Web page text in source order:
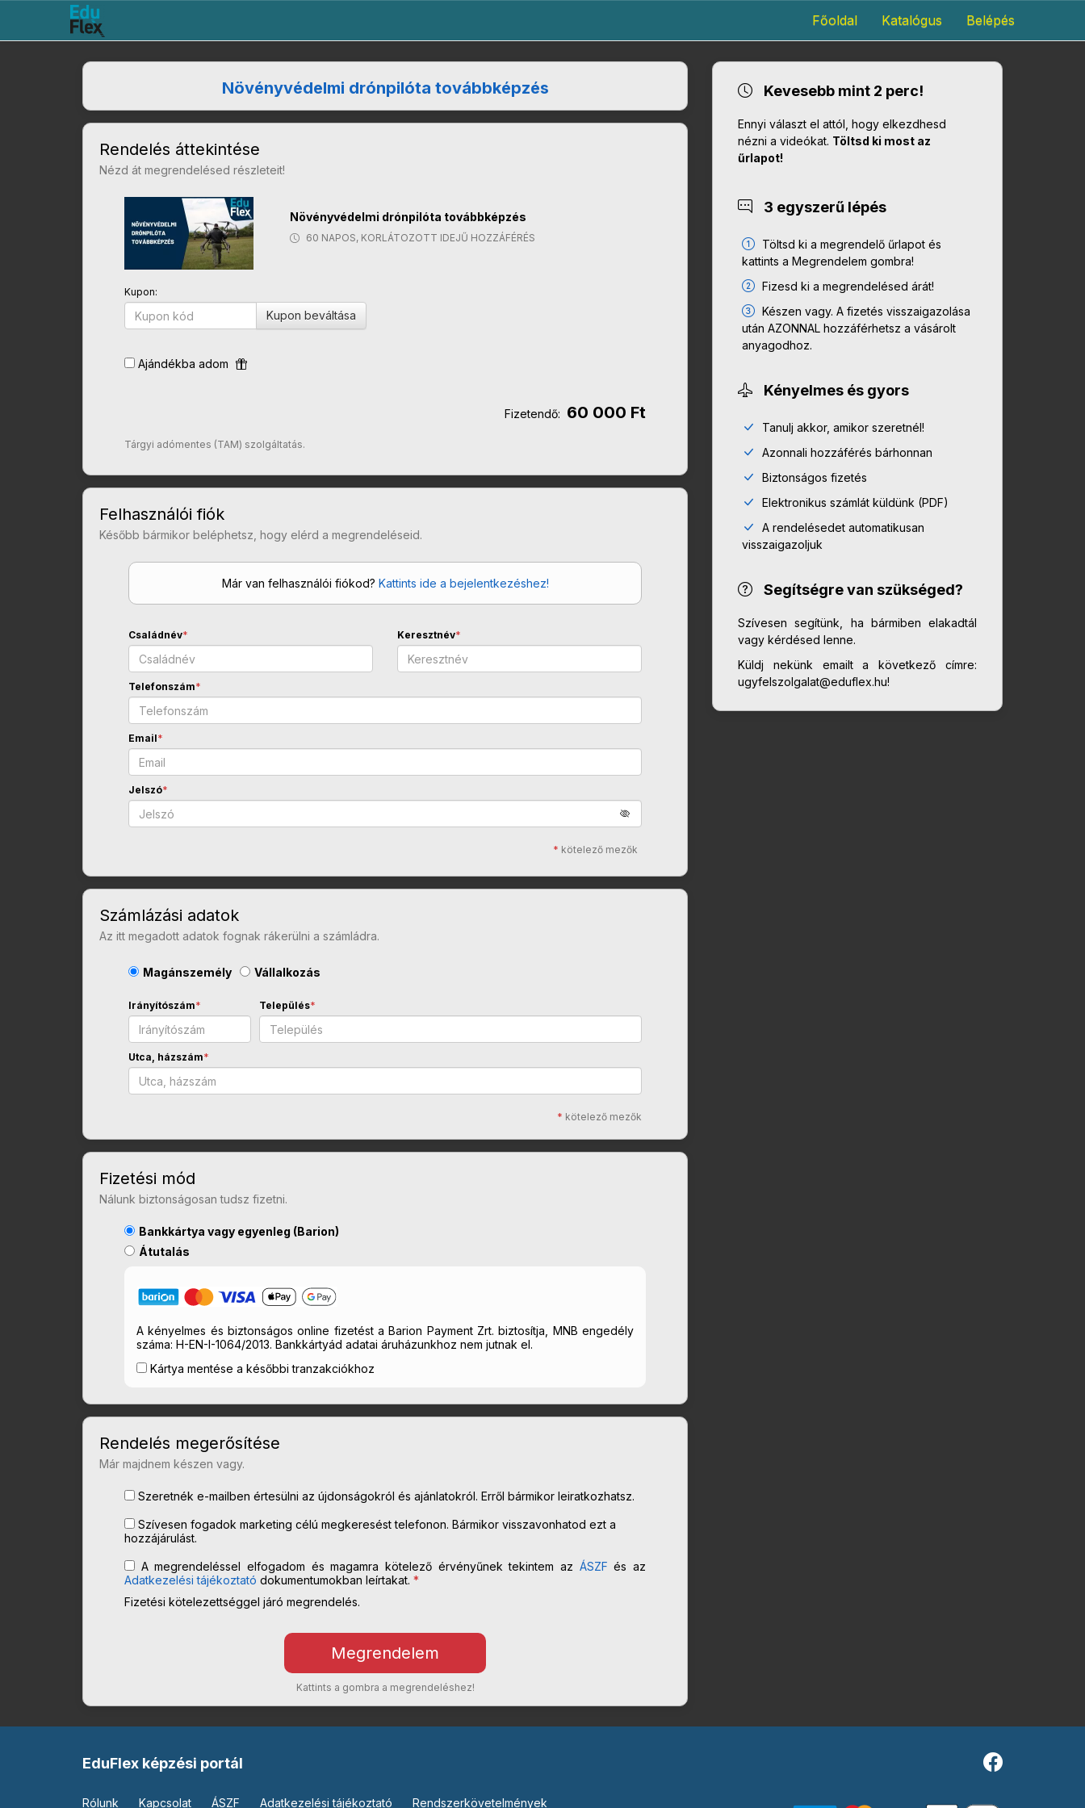
Főoldal Katalógus Belépés
Növényvédelmi drónpilóta továbbképzés
Rendelés áttekintése
Nézd át megrendelésed részleteit!
Növényvédelmi drónpilóta továbbképzés
60 NAPOS, KORLÁTOZOTT IDEJŰ HOZZÁFÉRÉS
Kupon:
Kupon beváltása
Ajándékba adom
Fizetendő: 60 000 Ft
Tárgyi adómentes (TAM) szolgáltatás.
Felhasználói fiók
Később bármikor beléphetsz, hogy elérd a megrendeléseid.
Már van felhasználói fiókod? Kattints ide a bejelentkezéshez!
Családnév* Keresztnév*
Telefonszám*
Email*
Jelszó*
* kötelező mezők
Számlázási adatok
Az itt megadott adatok fognak rákerülni a számládra.
Magánszemély Vállalkozás
Irányítószám* Település*
Utca, házszám*
* kötelező mezők
Fizetési mód
Nálunk biztonságosan tudsz fizetni.
Bankkártya vagy egyenleg (Barion)
Átutalás
A kényelmes és biztonságos online fizetést a Barion Payment Zrt. biztosítja, MNB engedély
száma: H-EN-I-1064/2013. Bankkártyád adatai áruházunkhoz nem jutnak el.
Kártya mentése a későbbi tranzakciókhoz
Rendelés megerősítése
Már majdnem készen vagy.
Szeretnék e-mailben értesülni az újdonságokról és ajánlatokról. Erről bármikor leiratkozhatsz.
Szívesen fogadok marketing célú megkeresést telefonon. Bármikor visszavonhatod ezt a
hozzájárulást.
A megrendeléssel elfogadom és magamra kötelező érvényűnek tekintem az ÁSZF és az
Adatkezelési tájékoztató dokumentumokban leírtakat. *
Fizetési kötelezettséggel járó megrendelés.
Kattints a gombra a megrendeléshez!
Kevesebb mint 2 perc!
Ennyi választ el attól, hogy elkezdhesd
nézni a videókat. Töltsd ki most az
űrlapot!
3 egyszerű lépés
Töltsd ki a megrendelő űrlapot és
kattints a Megrendelem gombra!
Fizesd ki a megrendelésed árát!
Készen vagy. A fizetés visszaigazolása
után AZONNAL hozzáférhetsz a vásárolt
anyagodhoz.
Kényelmes és gyors
Tanulj akkor, amikor szeretnél!
Azonnali hozzáférés bárhonnan
Biztonságos fizetés
Elektronikus számlát küldünk (PDF)
A rendelésedet automatikusan
visszaigazoljuk
Segítségre van szükséged?
Szívesen segítünk, ha bármiben elakadtál
vagy kérdésed lenne.
Küldj nekünk emailt a következő címre:
ugyfelszolgalat@eduflex.hu!
EduFlex képzési portál
Rólunk Kapcsolat ÁSZF Adatkezelési tájékoztató Rendszerkövetelmények